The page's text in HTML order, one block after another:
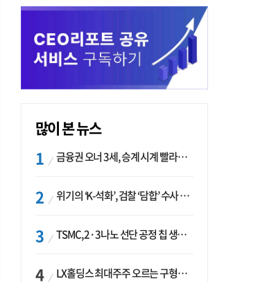
많이 본 뉴스
금융권 오너 3세, 승계 시계 빨라지나…한국투자 ‘속도’·미래에셋·메리츠는 ‘거리두기’
위기의 ‘K-석화’, 검찰 ‘담합’ 수사 착수…“LG·한화·롯데 등 7개 업체, 8개 제품 가격 담합”
TSMC, 2·3나노 선단 공정 칩 생산 가속화…삼성, 파운드리 확장 변수 맞나
LX홀딩스 최대주주 오르는 구형모 사장…계열사 실적 개선 ‘과제’